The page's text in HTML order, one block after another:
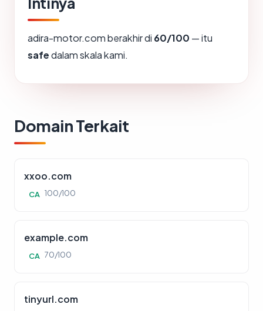
adira-motor.com berakhir di 60/100 — itu
safedalam skala kami.
Domain Terkait
xxoo.com
CA 100/100
example.com
CA 70/100
tinyurl.com